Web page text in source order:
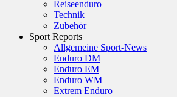
Reiseenduro
Technik
Zubehör
Sport Reports
Allgemeine Sport-News
Enduro DM
Enduro EM
Enduro WM
Extrem Enduro